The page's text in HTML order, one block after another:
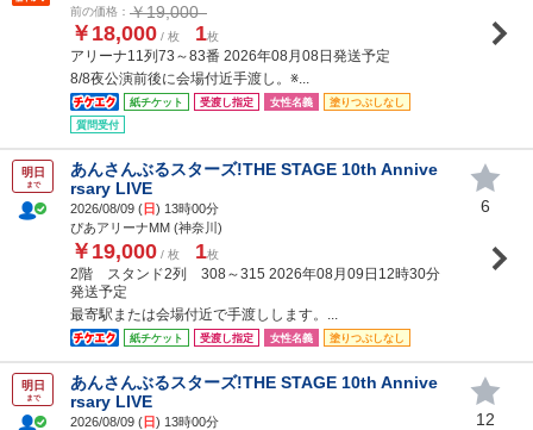
前の価格： ￥19,000
￥18,000 / 枚 1枚
アリーナ11列73～83番 2026年08月08日発送予定
8/8夜公演前後に会場付近手渡し。※...
紙チケット 受渡し指定 女性名義
塗りつぶしなし
質問受付
明日
まで
あんさんぶるスターズ!THE STAGE 10th Annive
rsary LIVE
2026/08/09 (日) 13時00分
ぴあアリーナMM (神奈川)
￥19,000 / 枚 1枚
2階 スタンド2列 308～315 2026年08月09日12時30分
発送予定
最寄駅または会場付近で手渡しします。...
紙チケット 受渡し指定 女性名義 塗りつぶしなし
6
明日
まで
あんさんぶるスターズ!THE STAGE 10th Annive
rsary LIVE
2026/08/09 (日) 13時00分
12